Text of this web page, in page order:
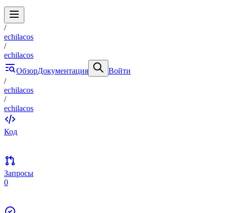
/
echilacos
/
echilacos
ОбзорДокументация
Войти
/
echilacos
/
echilacos
Код
Запросы
0